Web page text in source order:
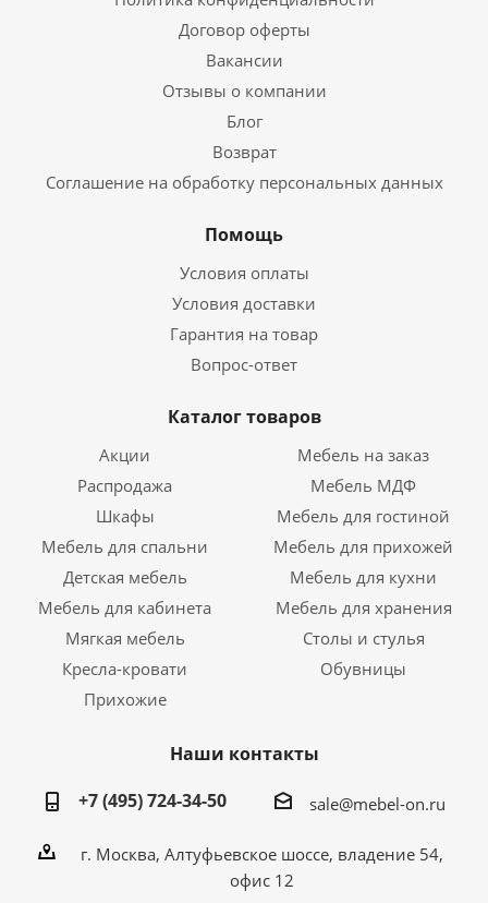
Договор оферты
Вакансии
Отзывы о компании
Блог
Возврат
Соглашение на обработку персональных данных
Помощь
Условия оплаты
Условия доставки
Гарантия на товар
Вопрос-ответ
Каталог товаров
Акции
Мебель на заказ
Распродажа
Мебель МДФ
Шкафы
Мебель для гостиной
Мебель для спальни
Мебель для прихожей
Детская мебель
Мебель для кухни
Мебель для кабинета
Мебель для хранения
Мягкая мебель
Столы и стулья
Кресла-кровати
Обувницы
Прихожие
Наши контакты
+7 (495) 724-34-50
sale@mebel-on.ru
г. Москва, Алтуфьевское шоссе, владение 54,
офис 12